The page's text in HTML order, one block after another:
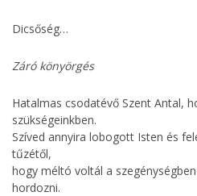
Dicsőség…
Záró könyörgés
Hatalmas csodatévő Szent Antal,
szükségeinkben.
Szíved annyira lobogott Isten és
tűzétől,
hogy méltó voltál a
hordozni.